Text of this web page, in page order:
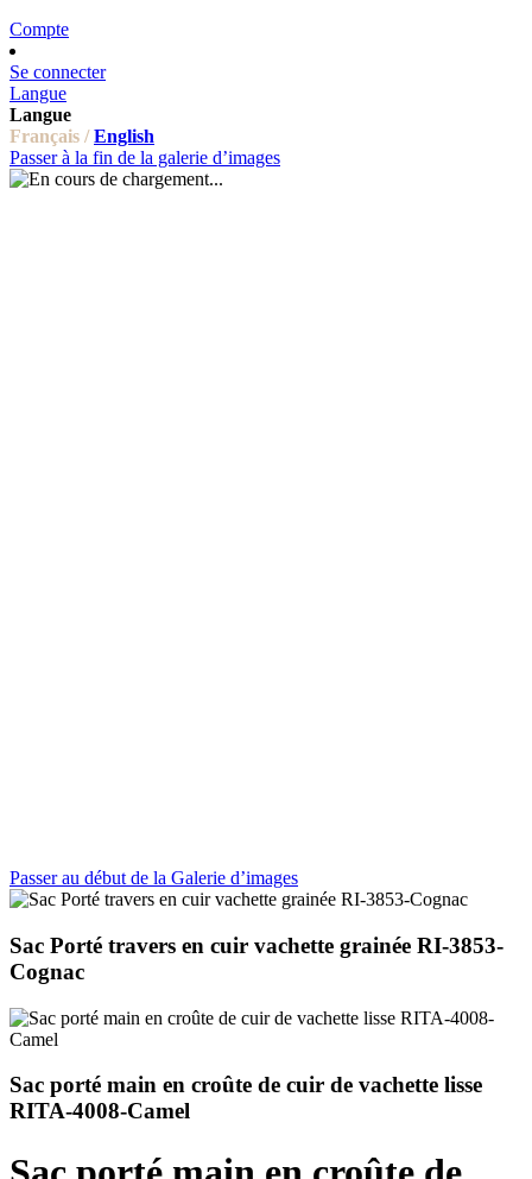
Compte
Se connecter
Langue
Langue
Français / English
Passer à la fin de la galerie d’images
Passer au début de la Galerie d’images
Sac Porté travers en cuir vachette grainée RI-3853-
Cognac
Sac porté main en croûte de cuir de vachette lisse
RITA-4008-Camel